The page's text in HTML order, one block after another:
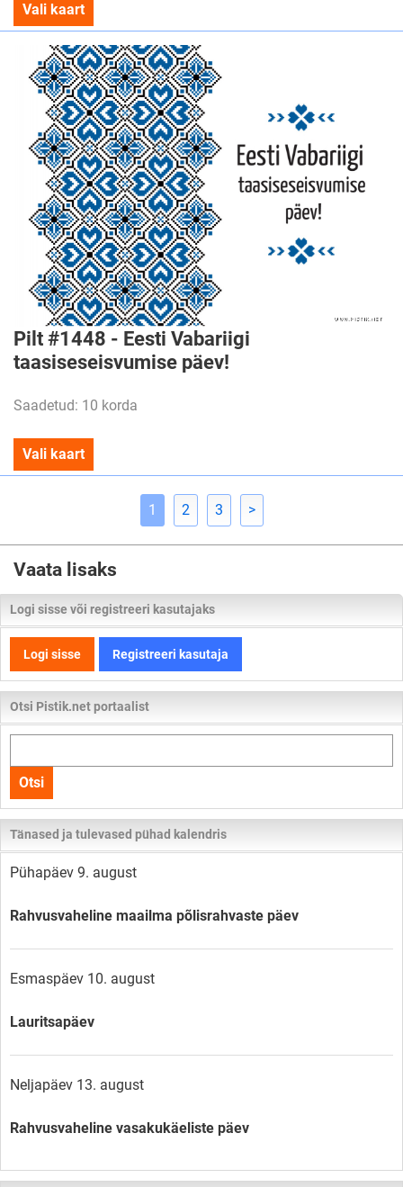
Vali kaart
Pilt #1448 - Eesti Vabariigi
taasiseseisvumise päev!
Saadetud: 10 korda
Vali kaart
1 2 3 >
Vaata lisaks
Logi sisse või registreeri kasutajaks
Logi sisse Registreeri kasutaja
Otsi Pistik.net portaalist
kogu
lehelt
Otsi
Tänased ja tulevased pühad kalendris
Pühapäev 9. august
Rahvusvaheline maailma põlisrahvaste päev
Esmaspäev 10. august
Lauritsapäev
Neljapäev 13. august
Rahvusvaheline vasakukäeliste päev